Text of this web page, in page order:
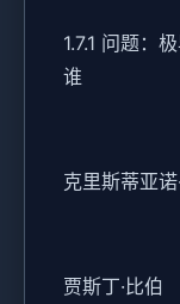
1.7.1 问题：
谁
克里斯蒂亚
贾斯丁·比伯